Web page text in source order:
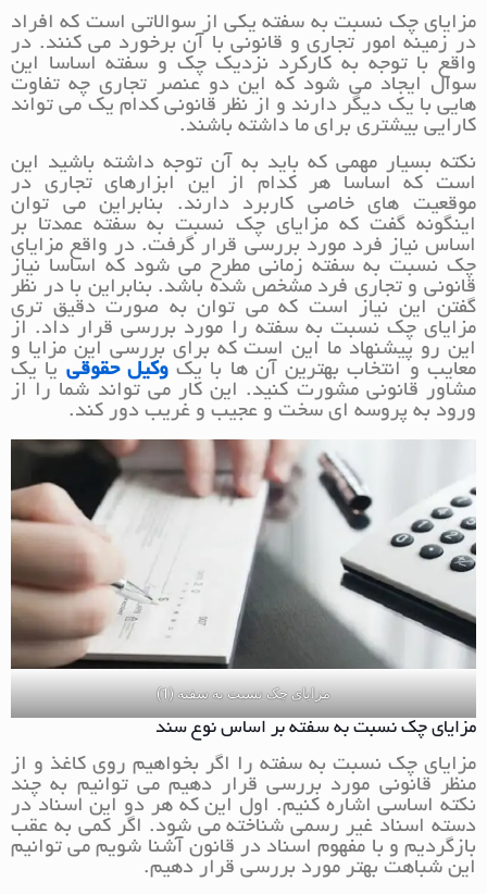
مزایای چک نسبت به سفته یکی از سوالاتی است که افراد
در زمینه امور تجاری و قانونی با آن برخورد می کنند. در
واقع با توجه به کارکرد نزدیک چک و سفته اساسا این
سوال ایجاد می شود که این دو عنصر تجاری چه تفاوت
هایی با یک دیگر دارند و از نظر قانونی کدام یک می تواند
کارایی بیشتری برای ما داشته باشند.
نکته بسیار مهمی که باید به آن توجه داشته باشید این
است که اساسا هر کدام از این ابزارهای تجاری در
موقعیت های خاصی کاربرد دارند. بنابراین می توان
اینگونه گفت که مزایای چک نسبت به سفته عمدتا بر
اساس نیاز فرد مورد بررسی قرار گرفت. در واقع مزایای
چک نسبت به سفته زمانی مطرح می شود که اساسا نیاز
قانونی و تجاری فرد مشخص شده باشد. بنابراین با در نظر
گفتن این نیاز است که می توان به صورت دقیق تری
مزایای چک نسبت به سفته را مورد بررسی قرار داد. از
این رو پیشنهاد ما این است که برای بررسی این مزایا و
معایب و انتخاب بهترین آن ها با یکوکیل حقوقی یا یک
مشاور قانونی مشورت کنید. این کار می تواند شما را از
ورود به پروسه ای سخت و عجیب و غریب دور کند.
مزایای چک نسبت به سفته (1)
مزایای چک نسبت به سفته بر اساس نوع سند
مزایای چک نسبت به سفته را اگر بخواهیم روی کاغذ و از
منظر قانونی مورد بررسی قرار دهیم می توانیم به چند
نکته اساسی اشاره کنیم. اول این که هر دو این اسناد در
دسته اسناد غیر رسمی شناخته می شود. اگر کمی به عقب
بازگردیم و با مفهوم اسناد در قانون آشنا شویم می توانیم
این شباهت بهتر مورد بررسی قرار دهیم.